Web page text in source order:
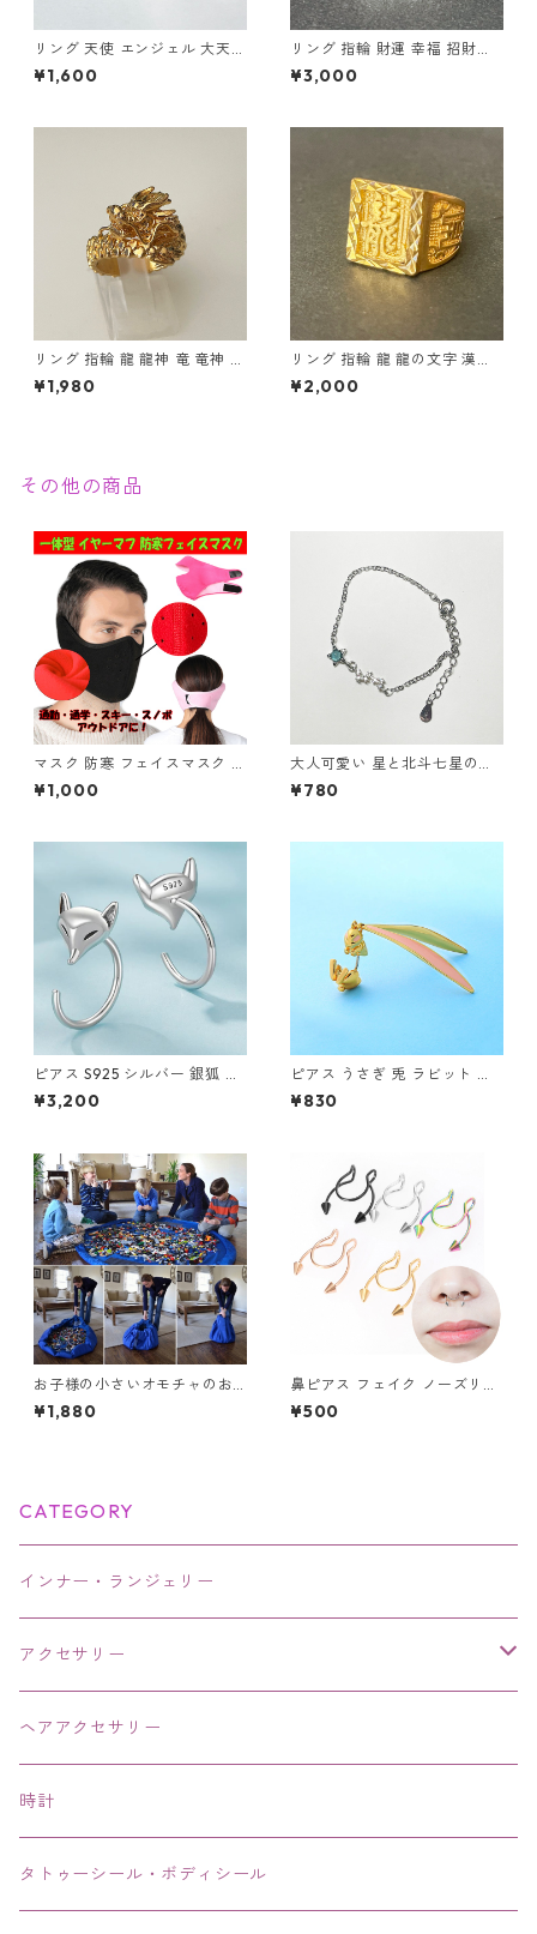
リング 天使 エンジェル 大天使
ミカエル 十字架 クロス 指輪
ステンレス メンズアクセサリ
¥1,600
リング 指輪 財運 幸福 招財進
寶 (しょうざいしんぽう) 宝船
縁起物
¥3,000
リング 指輪 龍 龍神 竜 竜神 金
龍 ゴールド スパイラル メンズ
アクセサリー
¥1,980
リング 指輪 龍 龍の文字 漢字
紋章 印台 ゴールド メンズ ア
クセサリー
¥2,000
その他の商品
マスク 防寒 フェイスマスク イ
ヤーマフ 耳カバー 一体型 洗え
る 耳当て付 フリース ボア あ
¥1,000
大人可愛い 星と北斗七星のブ
レスレット ビジュー シルバー
スター 華奢デザイン
¥780
ピアス S925 シルバー 銀狐 狐
キツネ フックピアス Silver ア
クセサリー
¥3,200
ピアス うさぎ 兎 ラビット ゴ
ールド ピンクの長い耳 可愛い
レディース
¥830
お子様の小さいオモチャのお
片付けのお悩み解消！レゴマ
ット収納袋 Lサイズ 150cm
¥1,880
鼻ピアス フェイク ノーズリン
グ ボディピアス セプタム ステ
ンレス ノンホール 挟む フェイ
¥500
CATEGORY
インナー・ランジェリー
アクセサリー
ネックレス・チョーカー
ピアス・イヤリング・鼻ピアス
リング・指輪
ヘアアクセサリー
時計
タトゥーシール・ボディシール